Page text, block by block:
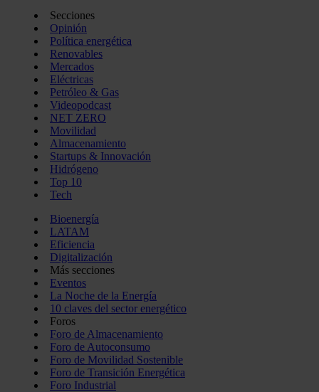
Secciones
Opinión
Política energética
Renovables
Mercados
Eléctricas
Petróleo & Gas
Videopodcast
NET ZERO
Movilidad
Almacenamiento
Startups & Innovación
Hidrógeno
Top 10
Tech
Bioenergía
LATAM
Eficiencia
Digitalización
Más secciones
Eventos
La Noche de la Energía
10 claves del sector energético
Foros
Foro de Almacenamiento
Foro de Autoconsumo
Foro de Movilidad Sostenible
Foro de Transición Energética
Foro Industrial